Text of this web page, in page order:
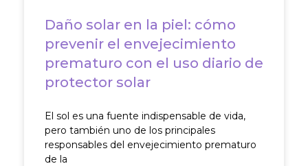
Daño solar en la piel: cómo
prevenir el envejecimiento
prematuro con el uso diario de
protector solar
El sol es una fuente indispensable de vida,
pero también uno de los principales
responsables del envejecimiento prematuro
de la